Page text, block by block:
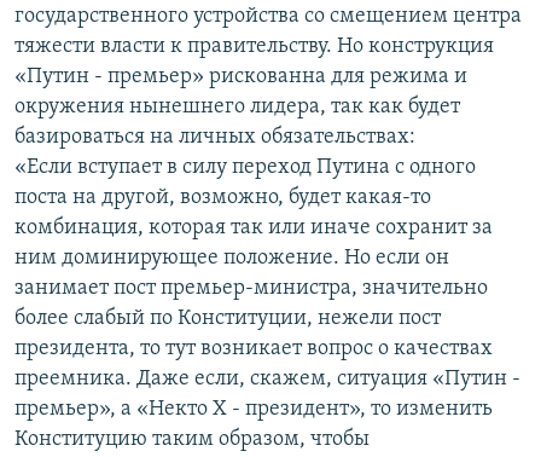
государственного устройства со смещением центра
тяжести власти к правительству. Но конструкция
«Путин - премьер» рискованна для режима и
окружения нынешнего лидера, так как будет
базироваться на личных обязательствах:
«Если вступает в силу переход Путина с одного
поста на другой, возможно, будет какая-то
комбинация, которая так или иначе сохранит за
ним доминирующее положение. Но если он
занимает пост премьер-министра, значительно
более слабый по Конституции, нежели пост
президента, то тут возникает вопрос о качествах
преемника. Даже если, скажем, ситуация «Путин -
премьер», а «Некто Х - президент», то изменить
Конституцию таким образом, чтобы